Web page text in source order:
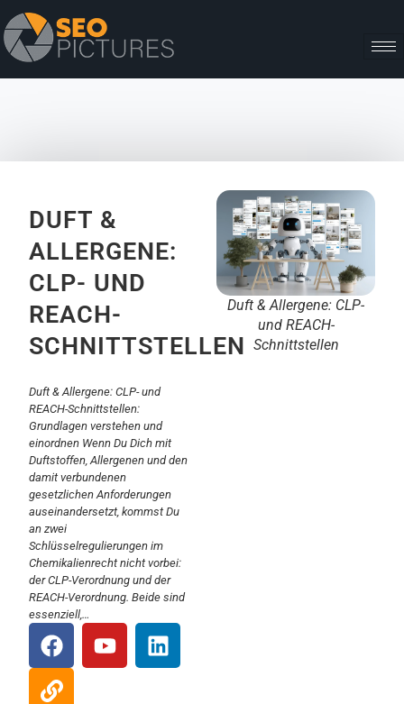
DUFT &
ALLERGENE:
CLP- UND
REACH-
SCHNITTSTELLEN
Duft & Allergene: CLP- und
REACH-Schnittstellen:
Grundlagen verstehen und
einordnen Wenn Du Dich mit
Duftstoffen, Allergenen und den
damit verbundenen
gesetzlichen Anforderungen
auseinandersetzt, kommst Du
an zwei
Schlüsselregulierungen im
Chemikalienrecht nicht vorbei:
der CLP-Verordnung und der
REACH-Verordnung. Beide sind
essenziell,…
Duft & Allergene: CLP-
und REACH-
Schnittstellen